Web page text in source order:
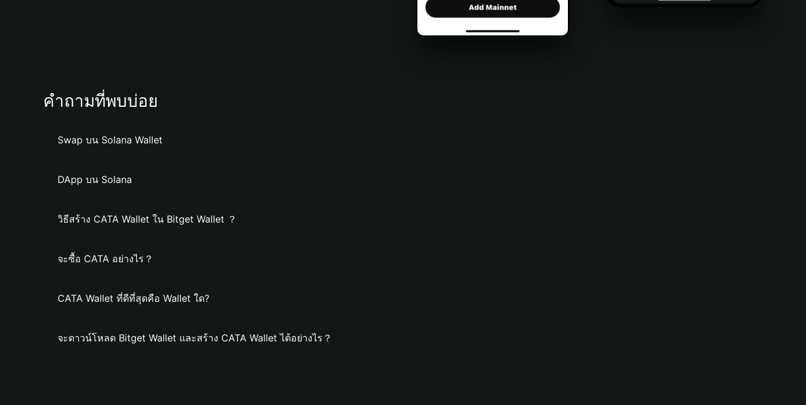
คำถามที่พบบ่อย
Swap บน Solana Wallet
DApp บน Solana
วิธีสร้าง CATA Wallet ใน Bitget Wallet ？
จะซื้อ CATA อย่างไร？
CATA Wallet ที่ดีที่สุดคือ Wallet ใด?
จะดาวน์โหลด Bitget Wallet และสร้าง CATA Wallet ได้อย่างไร？